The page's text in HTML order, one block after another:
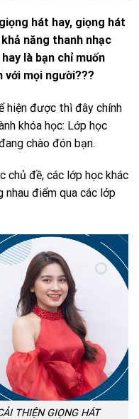
hát hay, giọng hát
năng thanh nhạc
là bạn chỉ muốn
với mọi người???
hiện được thì đây chính
khóa học: Lớp học
chào đón bạn.
chủ đề, các lớp học khác
nhau điểm qua các lớp
THIỆN GIỌNG HÁT